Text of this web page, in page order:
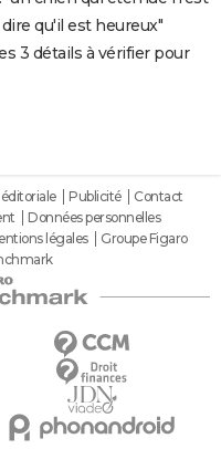
qu'il est heureux"
3 détails à vérifier pour
Publicité
Contact
Données personnelles
légales
Groupe Figaro